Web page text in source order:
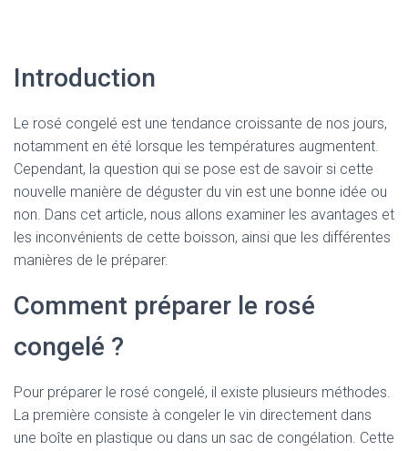
Introduction
Le rosé congelé est une tendance croissante de nos jours,
notamment en été lorsque les températures augmentent.
Cependant, la question qui se pose est de savoir si cette
nouvelle manière de déguster du vin est une bonne idée ou
non. Dans cet article, nous allons examiner les avantages et
les inconvénients de cette boisson, ainsi que les différentes
manières de le préparer.
Comment préparer le rosé
congelé ?
Pour préparer le rosé congelé, il existe plusieurs méthodes.
La première consiste à congeler le vin directement dans
une boîte en plastique ou dans un sac de congélation. Cette